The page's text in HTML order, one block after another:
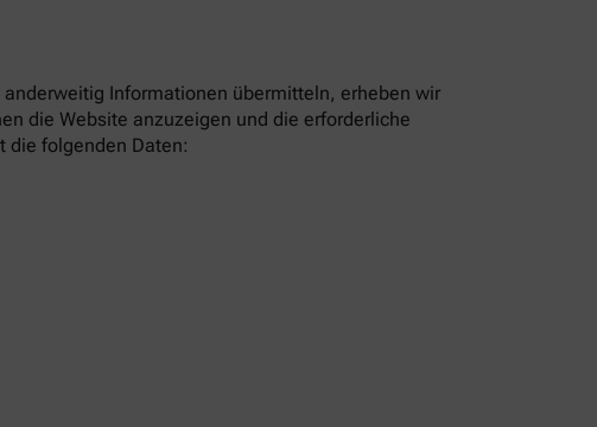
Informationen übermitteln, erheben wir
die Website anzuzeigen und die erforderliche
die folgenden Daten: